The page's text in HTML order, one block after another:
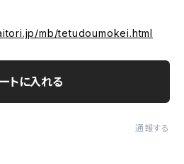
mb/tetudoumokei.html
トに入れる
通報する